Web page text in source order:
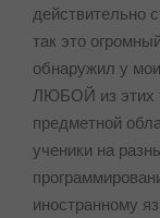
действительно
так это
обнаружил у
ЛЮБОЙ из этих
предметной
ученики на
иностранному